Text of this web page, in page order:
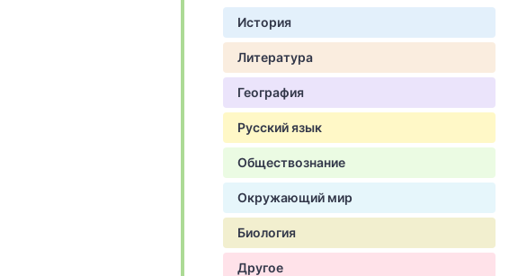
История
Литература
География
Русский язык
Обществознание
Окружающий мир
Биология
Другое